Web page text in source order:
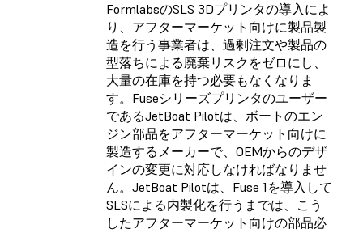
FormlabsのSLS 3Dプリンタの導入によ
り、アフターマーケット向けに製品製
造を行う事業者は、過剰注文や製品の
型落ちによる廃棄リスクをゼロにし、
大量の在庫を持つ必要もなくなりま
す。Fuseシリーズプリンタのユーザー
であるJetBoat Pilotは、ボートのエン
ジン部品をアフターマーケット向けに
製造するメーカーで、OEMからのデザ
インの変更に対応しなければなりませ
ん。JetBoat Pilotは、Fuse 1を導入して
SLSによる内製化を行うまでは、こう
したアフターマーケット向けの部品必